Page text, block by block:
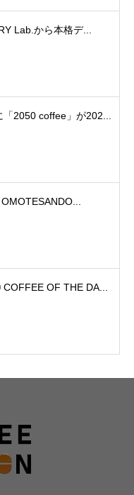
Lab.から本格デ...
2050 coffee」が202...
OF THE DA...